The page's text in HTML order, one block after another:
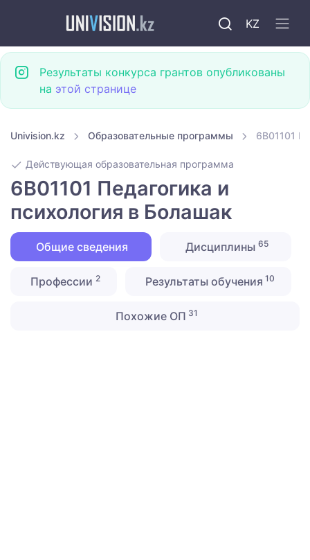
KZ
Результаты конкурса грантов опубликованы
на этой странице
Univision.kz Образовательные программы 6B01101
Действующая образовательная программа
6B01101 Педагогика и
психология в Болашак
Общие сведения Дисциплины 65
Профессии 2 Результаты обучения 10
Похожие ОП 31